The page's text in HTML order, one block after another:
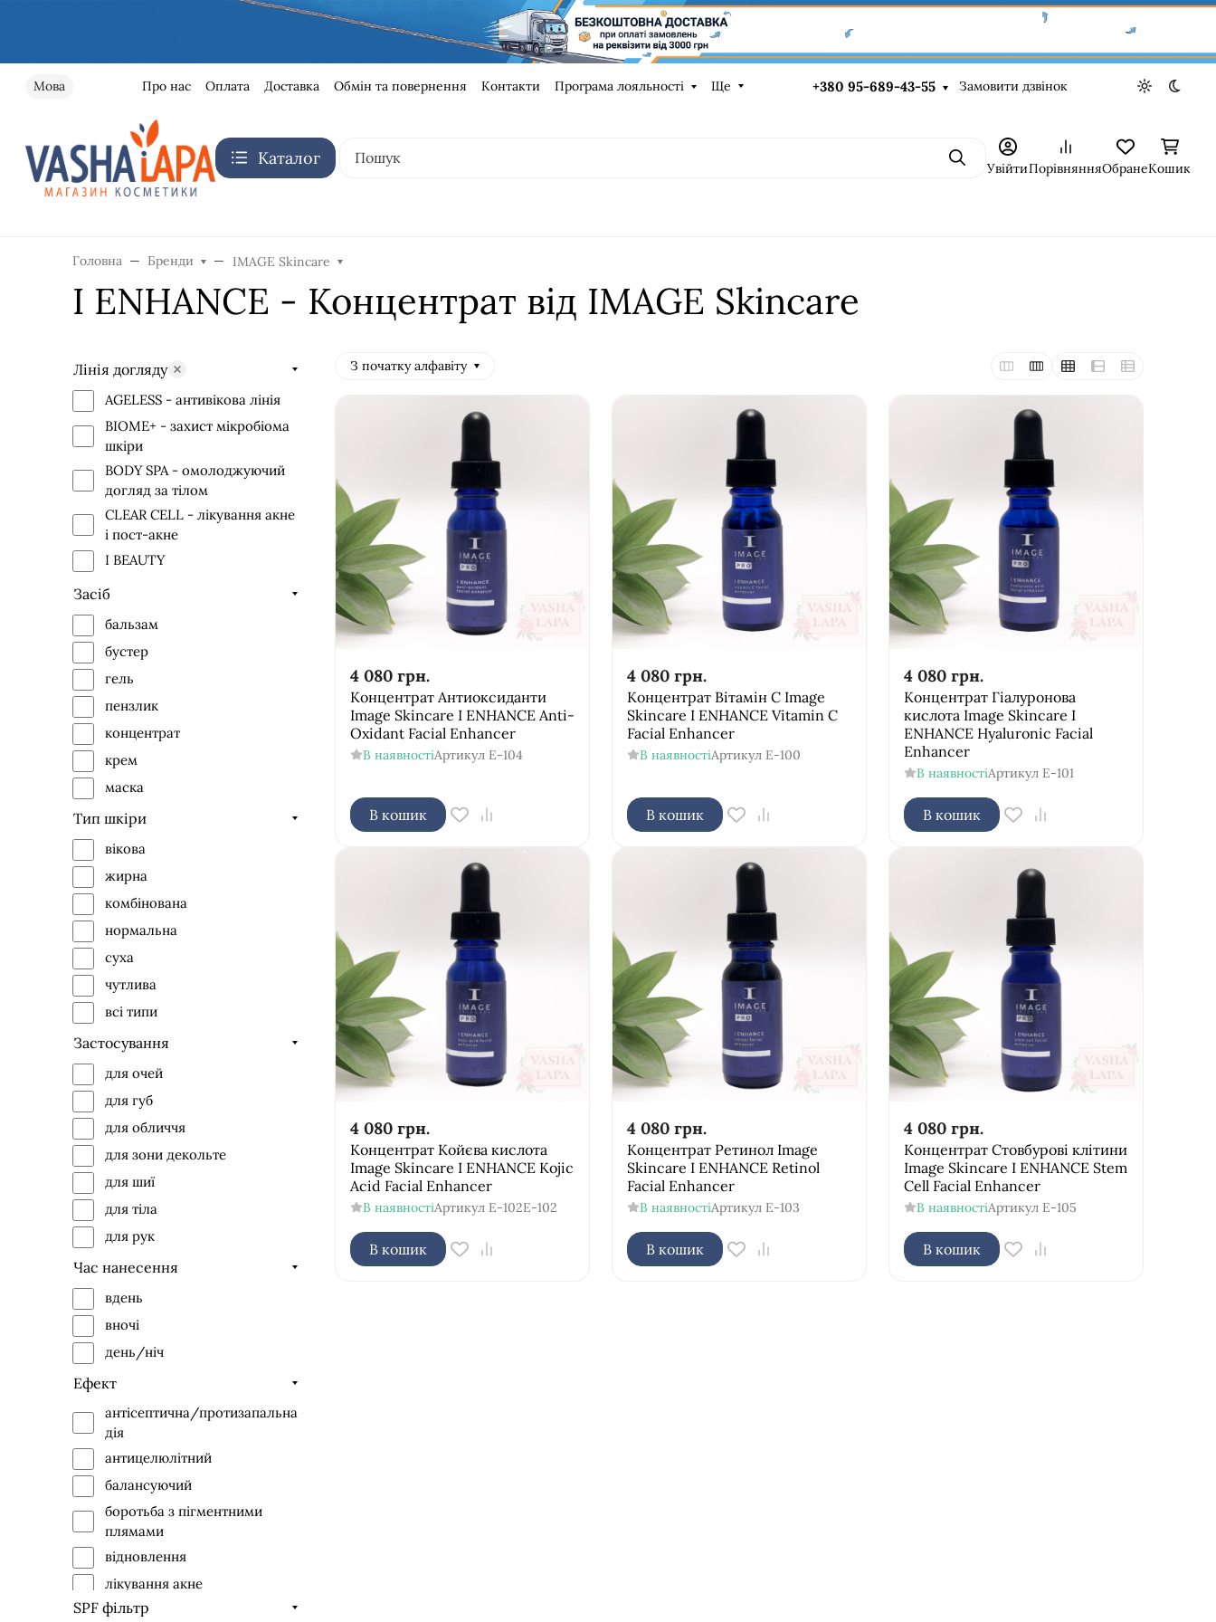
Мова Про нас Оплата Доставка Обмін та повернення Контакти Програма лояльності Ще +380 95-689-43-55 Замовити дзвінок Light theme
Dark
Каталог ПошукУвійтиПорівнянняОбранеКошик
Головна Бренди IMAGE Skincare
I ENHANCE - Концентрат від IMAGE Skincare
Лінія догляду
AGELESS - антивікова лінія
BIOME+ - захист мікробіома
шкіри
BODY SPA - омолоджуючий
догляд за тілом
CLEAR CELL - лікування акне
і пост-акне
I BEAUTY
I ENHANCE - концентрати
засобів для освітлення
шкіриколекція рослинних
засобів для освітлення шкіри
омолодження
I MASK
ORMEDIC - лінія органічних
інгредієнтів для швидкого
відновлення
O2 Lift - кисневонасичуюча
лінія
PREVENTION + захист від
сонця
омолодження інноваційних
пептидів
VITAL C - інтенсивний
догляд за чутливою і
Засіб
бальзам
бустер
гель
пензлик
концентрат
крем
маска
олія
молочко/емульсія
пінка
серветки
сироватка
тонік/лосьйон
флюїд
ексфоліант
Тип шкіри
вікова
жирна
комбінована
нормальна
суха
чутлива
всі типи
Застосування
для очей
для губ
для обличчя
для зони декольте
для шиї
для тіла
для рук
Час нанесення
вдень
вночі
день/ніч
Ефект
антісептична/протизапальна
дія
антицелюлітний
балансуючий
боротьба з пігментними
плямами
відновлення
лікування акне
ліфтинг-ефект
SPF фільтр
З початку алфавіту
4 080 грн.
Концентрат Антиоксиданти
Image Skincare I ENHANCE Anti-
Oxidant Facial Enhancer
В наявностіАртикул E-104
В кошик
4 080 грн.
Концентрат Вітамін С Image
Skincare I ENHANCE Vitamin C
Facial Enhancer
В наявностіАртикул E-100
В кошик
4 080 грн.
Концентрат Гіалуронова
кислота Image Skincare I
ENHANCE Hyaluronic Facial
Enhancer
В наявностіАртикул E-101
В кошик
4 080 грн.
Концентрат Койєва кислота
Image Skincare I ENHANCE Kojic
Acid Facial Enhancer
В наявностіАртикул E-102E-102
В кошик
4 080 грн.
Концентрат Ретинол Image
Skincare I ENHANCE Retinol
Facial Enhancer
В наявностіАртикул E-103
В кошик
4 080 грн.
Концентрат Стовбурові клітини
Image Skincare I ENHANCE Stem
Cell Facial Enhancer
В наявностіАртикул E-105
В кошик